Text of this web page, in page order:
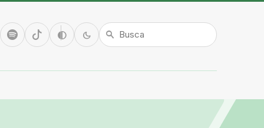
Spotify TikTok Alto contraste
contrast
Modo escuro
dark_mode search